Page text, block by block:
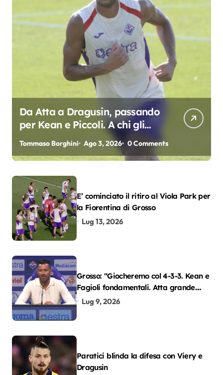
Da Atta a Dragusin, passando
per Kean e Piccoli. A chi gli
oscar del precampionato?
Tommaso Borghini Ago 3, 2026 0 Comments
E’ cominciato il ritiro al Viola Park per
la Fiorentina di Grosso
Lug 13, 2026
Grosso: “Giocheremo col 4-3-3. Kean e
Fagioli fondamentali. Atta grande
colpo”
Lug 9, 2026
Paratici blinda la difesa con Viery e
Dragusin